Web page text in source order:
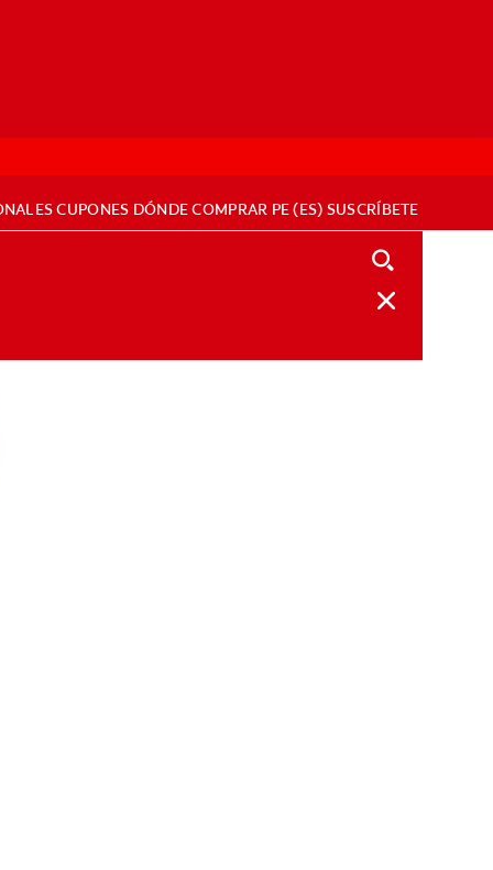
CUPONES DÓNDE COMPRAR PE (ES) SUSCRÍBETE